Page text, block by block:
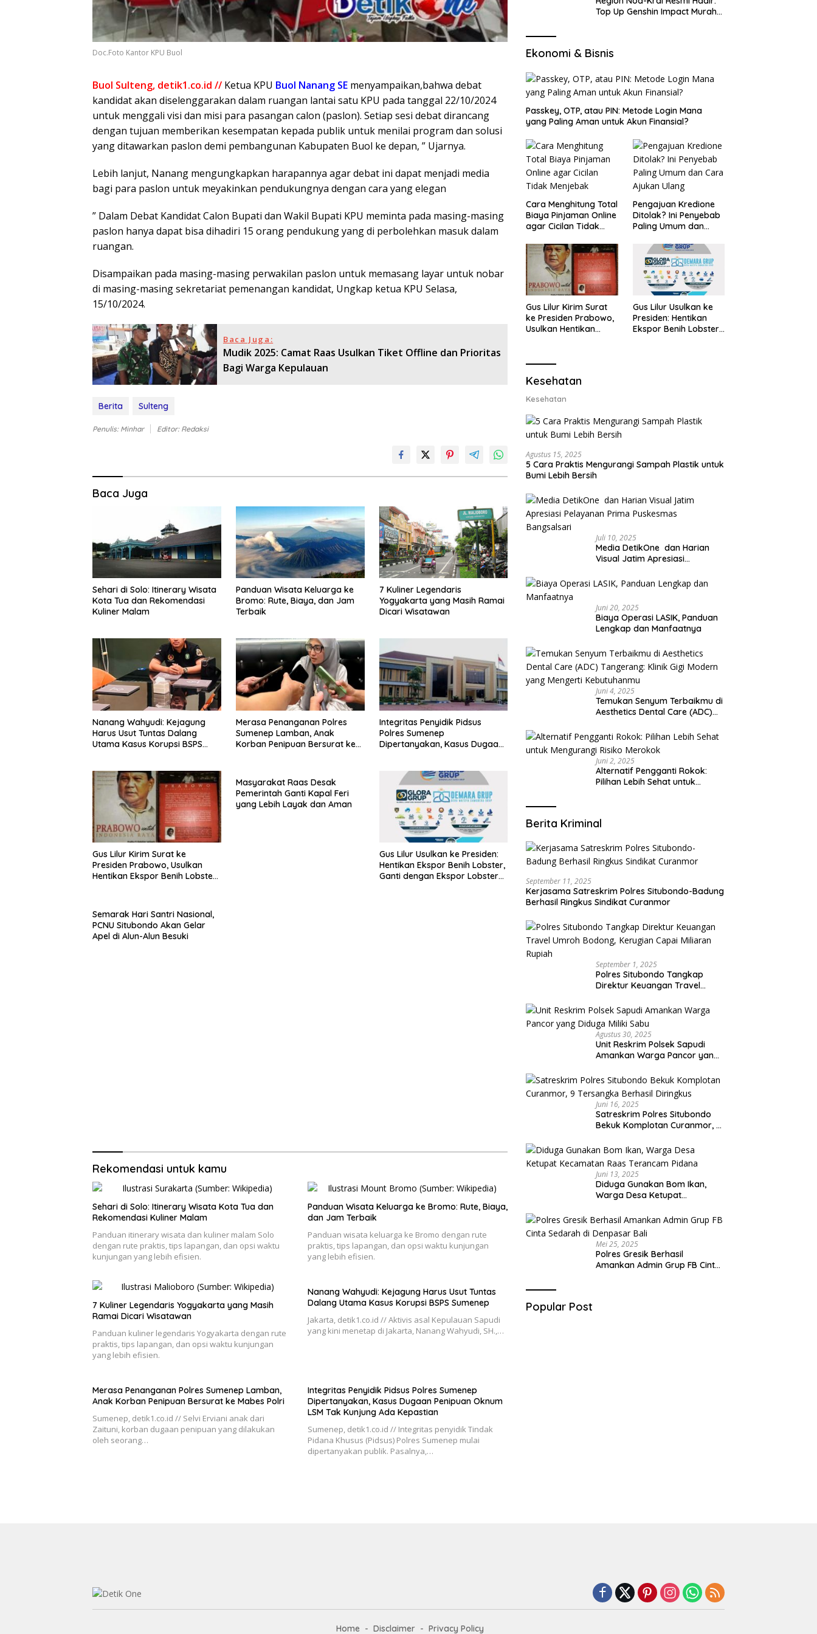
Doc.Foto Kantor KPU Buol
Buol Sulteng, detik1.co.id // Ketua KPU Buol Nanang SE menyampaikan,bahwa debat
kandidat akan diselenggarakan dalam ruangan lantai satu KPU pada tanggal 22/10/2024
untuk menggali visi dan misi para pasangan calon (paslon). Setiap sesi debat dirancang
dengan tujuan memberikan kesempatan kepada publik untuk menilai program dan solusi
yang ditawarkan paslon demi pembangunan Kabupaten Buol ke depan, ” Ujarnya.
Lebih lanjut, Nanang mengungkapkan harapannya agar debat ini dapat menjadi media
bagi para paslon untuk meyakinkan pendukungnya dengan cara yang elegan
” Dalam Debat Kandidat Calon Bupati dan Wakil Bupati KPU meminta pada masing-masing
paslon hanya dapat bisa dihadiri 15 orang pendukung yang di perbolehkan masuk dalam
ruangan.
Disampaikan pada masing-masing perwakilan paslon untuk memasang layar untuk nobar
di masing-masing sekretariat pemenangan kandidat, Ungkap ketua KPU Selasa,
15/10/2024.
Baca Juga:
Mudik 2025: Camat Raas Usulkan Tiket Offline dan Prioritas
Bagi Warga Kepulauan
Berita Sulteng
Penulis: Minhar Editor: Redaksi
Baca Juga
Sehari di Solo: Itinerary Wisata
Kota Tua dan Rekomendasi
Kuliner Malam
Panduan Wisata Keluarga ke
Bromo: Rute, Biaya, dan Jam
Terbaik
7 Kuliner Legendaris
Yogyakarta yang Masih Ramai
Dicari Wisatawan
Nanang Wahyudi: Kejagung
Harus Usut Tuntas Dalang
Utama Kasus Korupsi BSPS
Merasa Penanganan Polres
Sumenep Lamban, Anak
Korban Penipuan Bersurat ke
Integritas Penyidik Pidsus
Polres Sumenep
Dipertanyakan, Kasus Dugaan
Gus Lilur Kirim Surat ke
Presiden Prabowo, Usulkan
Hentikan Ekspor Benih Lobster
Masyarakat Raas Desak
Pemerintah Ganti Kapal Feri
yang Lebih Layak dan Aman
Gus Lilur Usulkan ke Presiden:
Hentikan Ekspor Benih Lobster,
Ganti dengan Ekspor Lobster
Semarak Hari Santri Nasional,
PCNU Situbondo Akan Gelar
Apel di Alun-Alun Besuki
Rekomendasi untuk kamu
Sehari di Solo: Itinerary Wisata Kota Tua dan
Rekomendasi Kuliner Malam
Panduan itinerary wisata dan kuliner malam Solo
dengan rute praktis, tips lapangan, dan opsi waktu
kunjungan yang lebih efisien.
Panduan Wisata Keluarga ke Bromo: Rute, Biaya,
dan Jam Terbaik
Panduan wisata keluarga ke Bromo dengan rute
praktis, tips lapangan, dan opsi waktu kunjungan
yang lebih efisien.
7 Kuliner Legendaris Yogyakarta yang Masih
Ramai Dicari Wisatawan
Panduan kuliner legendaris Yogyakarta dengan rute
praktis, tips lapangan, dan opsi waktu kunjungan
yang lebih efisien.
Nanang Wahyudi: Kejagung Harus Usut Tuntas
Dalang Utama Kasus Korupsi BSPS Sumenep
Jakarta, detik1.co.id // Aktivis asal Kepulauan Sapudi
yang kini menetap di Jakarta, Nanang Wahyudi, SH.,…
Merasa Penanganan Polres Sumenep Lamban,
Anak Korban Penipuan Bersurat ke Mabes Polri
Sumenep, detik1.co.id // Selvi Erviani anak dari
Zaituni, korban dugaan penipuan yang dilakukan
oleh seorang…
Integritas Penyidik Pidsus Polres Sumenep
Dipertanyakan, Kasus Dugaan Penipuan Oknum
LSM Tak Kunjung Ada Kepastian
Sumenep, detik1.co.id // Integritas penyidik Tindak
Pidana Khusus (Pidsus) Polres Sumenep mulai
dipertanyakan publik. Pasalnya,…
Top Up Genshin Impact Murah
Ekonomi & Bisnis
Passkey, OTP, atau PIN: Metode Login Mana
yang Paling Aman untuk Akun Finansial?
Cara Menghitung Total
Biaya Pinjaman Online
agar Cicilan Tidak
Pengajuan Kredione
Ditolak? Ini Penyebab
Paling Umum dan
Gus Lilur Kirim Surat
ke Presiden Prabowo,
Usulkan Hentikan
Lobster 50 Gram
Gus Lilur Usulkan ke
Presiden: Hentikan
Ekspor Benih Lobster,
Kesehatan
Kesehatan
Agustus 15, 2025
5 Cara Praktis Mengurangi Sampah Plastik untuk
Bumi Lebih Bersih
Juli 10, 2025
Media DetikOne dan Harian
Visual Jatim Apresiasi
Bangsalsari
Juni 20, 2025
Biaya Operasi LASIK, Panduan
Lengkap dan Manfaatnya
Juni 4, 2025
Temukan Senyum Terbaikmu di
Aesthetics Dental Care (ADC)
yang Mengerti Kebutuhanmu
Juni 2, 2025
Alternatif Pengganti Rokok:
Pilihan Lebih Sehat untuk
Berita Kriminal
September 11, 2025
Kerjasama Satreskrim Polres Situbondo-Badung
Berhasil Ringkus Sindikat Curanmor
September 1, 2025
Polres Situbondo Tangkap
Direktur Keuangan Travel
Capai Miliaran Rupiah
Agustus 30, 2025
Unit Reskrim Polsek Sapudi
Amankan Warga Pancor yang
Juni 16, 2025
Satreskrim Polres Situbondo
Bekuk Komplotan Curanmor, 9
Juni 13, 2025
Diduga Gunakan Bom Ikan,
Warga Desa Ketupat
Pidana
Mei 25, 2025
Polres Gresik Berhasil
Amankan Admin Grup FB Cinta
Popular Post
Home Disclaimer Privacy Policy